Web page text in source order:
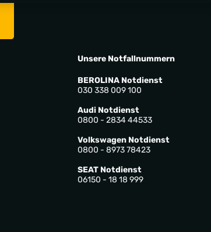
Unsere Notfallnummern
BEROLINA Notdienst
030 338 009 100
Audi Notdienst
0800 - 2834 44533
Volkswagen Notdienst
0800 - 8973 78423
SEAT Notdienst
06150 - 18 18 999